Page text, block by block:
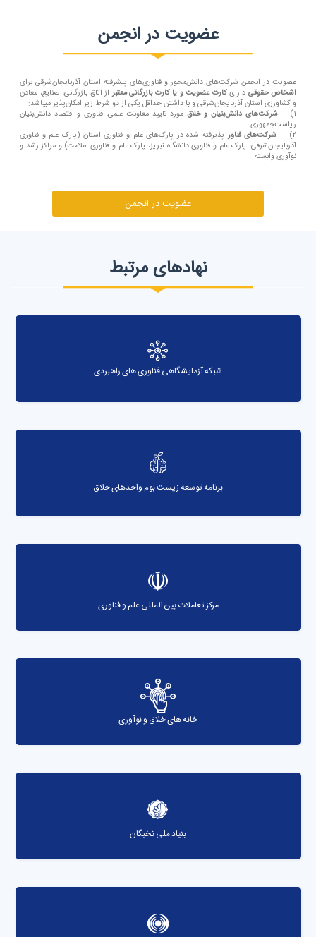
عضویت در انجمن
عضویت در انجمن شرکت‌های دانش‌محور و فناوری‌های پیشرفته استان آذربایجان‌شرقی برای
اشخاص حقوقی دارایکارت عضویت و یا کارت بازرگانی معتبر از اتاق بازرگانی، صنایع، معادن
و کشاورزی استان آذربایجان‌شرقی و با داشتن حداقل یکی از دو شرط زیر امکان‌پذیر میباشد:
1)
شرکت‌های دانش‌بنیان و خلاق مورد تایید معاونت علمی، فناوری و اقتصاد دانش‌بنیان
ریاست‌جمهوری
2)
شرکت‌های فناور پذیرفته شده در پارک‌های علم و فناوری استان (پارک علم و فناوری
آذربایجان‌شرقی، پارک علم و فناوری دانشگاه تبریز، پارک علم و فناوری سلامت) و مراکز رشد و
نوآوری وابسته
عضویت در انجمن
نهادهای مرتبط
شبکه آزمایشگاهی فناوری های راهبردی
برنامه توسعه زیست بوم واحدهای خلاق
مرکز تعاملات بین المللی علم و فناوری
خانه های خلاق و نوآوری
بنیاد ملی نخبگان